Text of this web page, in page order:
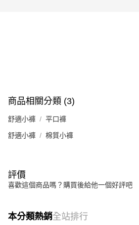
商品相關分類 (3)
舒適小褲 平口褲
舒適小褲 棉質小褲
評價
喜歡這個商品嗎？購買後給他一個好評吧
本分類熱銷全站排行